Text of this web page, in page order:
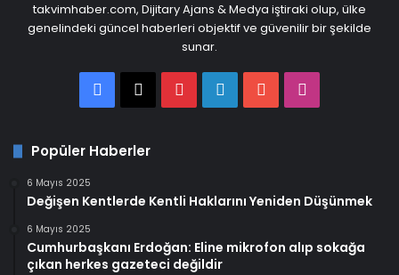
takvimhaber.com, Dijitary Ajans & Medya iştiraki olup, ülke
genelindeki güncel haberleri objektif ve güvenilir bir şekilde
sunar.
Facebook
X PinterestLinkedInYouTube
Popüler Haberler
6 Mayıs 2025
Değişen Kentlerde Kentli Haklarını Yeniden Düşünmek
6 Mayıs 2025
Cumhurbaşkanı Erdoğan: Eline mikrofon alıp sokağa
çıkan herkes gazeteci değildir